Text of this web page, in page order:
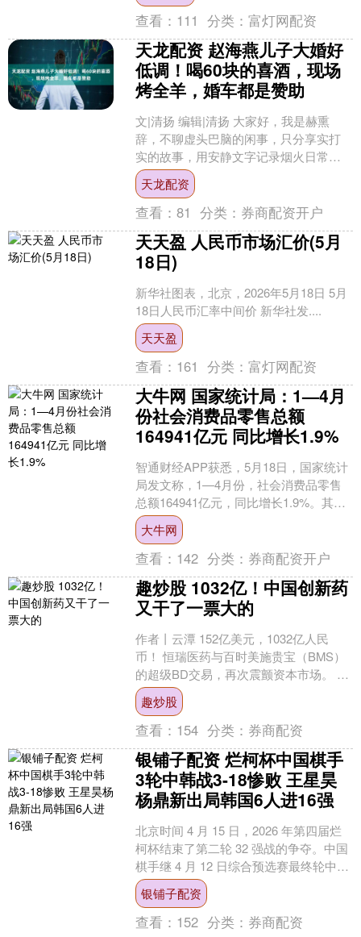
查看： 111 分类：富灯网配资
天龙配资 赵海燕儿子大婚好
低调！喝60块的喜酒，现场
烤全羊，婚车都是赞助
文|清扬 编辑|清扬 大家好，我是赫熏
辞，不聊虚头巴脑的闲事，只分享实打
实的故事，用安静文字记录烟火日常，
带大家感受人间冷暖。 提起赵海燕，很
多人脑子里第一个蹦....
天龙配资
查看：81 分类： 券商配资开户
天天盈 人民币市场汇价(5月
18日)
新华社图表，北京，2026年5月18日 5月
18日人民币汇率中间价 新华社发....
天天盈
查看： 161 分类：富灯网配资
大牛网 国家统计局：1—4月
份社会消费品零售总额
164941亿元 同比增长1.9%
智通财经APP获悉，5月18日，国家统计
局发文称，1—4月份，社会消费品零售
总额164941亿元，同比增长1.9%。其
中，除汽车以外的消费品零售额152053
亿....
大牛网
查看： 142 分类： 券商配资开户
趣炒股 1032亿！中国创新药
又干了一票大的
作者丨云潭 152亿美元，1032亿人民
币！ 恒瑞医药与百时美施贵宝（BMS）
的超级BD交易，再次震颤资本市场。 01
超级交易 5月12日，恒瑞医药宣布与百
时....
趣炒股
查看： 154 分类： 券商配资
银铺子配资 烂柯杯中国棋手
3轮中韩战3-18惨败 王星昊
杨鼎新出局韩国6人进16强
北京时间 4 月 15 日，2026 年第四届烂
柯杯结束了第二轮 32 强战的争夺。中国
棋手继 4 月 12 日综合预选赛最终轮中韩
战 0-6 惨败、4 月 1....
银铺子配资
查看： 152 分类： 券商配资